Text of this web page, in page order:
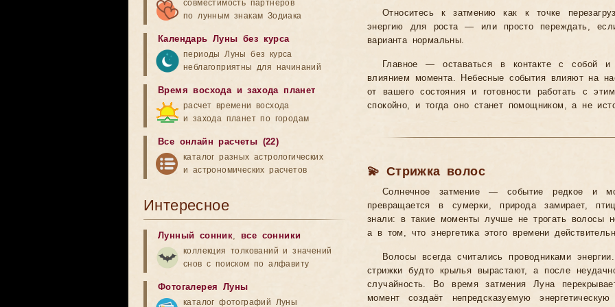
Относитесь к затмению как к точке
энергию для роста — или просто переждать,
варианта нормальны.
Главное — оставаться в контакте с собой
влиянием момента. Небесные события влияют на
от вашего состояния и готовности работать с
спокойно, и тогда оно станет помощником, а не
💫 Стрижка волос
Солнечное затмение — событие редкое и
превращается в сумерки, природа замирает,
знали: в такие моменты лучше не трогать волосы
а в том, что энергетика этого времени
Волосы всегда считались проводниками
стрижки будто крылья вырастают, а после
случайность. Во время затмения Луна
момент создаёт непредсказуемую
совместимость партнеров
по лунным знакам Зодиака
Календарь Луны без курса
периоды Луны без курса
неблагоприятны для начинаний
Время восхода и захода планет
расчет времени восхода
и захода планет по городам
Все онлайн расчеты (22)
каталог разных астрологических
и астрономических расчетов
Интересное
Лунный сонник, все сонники
коллекция толкований и значений
снов с поиском по алфавиту
Фотогалерея Луны
каталог фотографий Луны